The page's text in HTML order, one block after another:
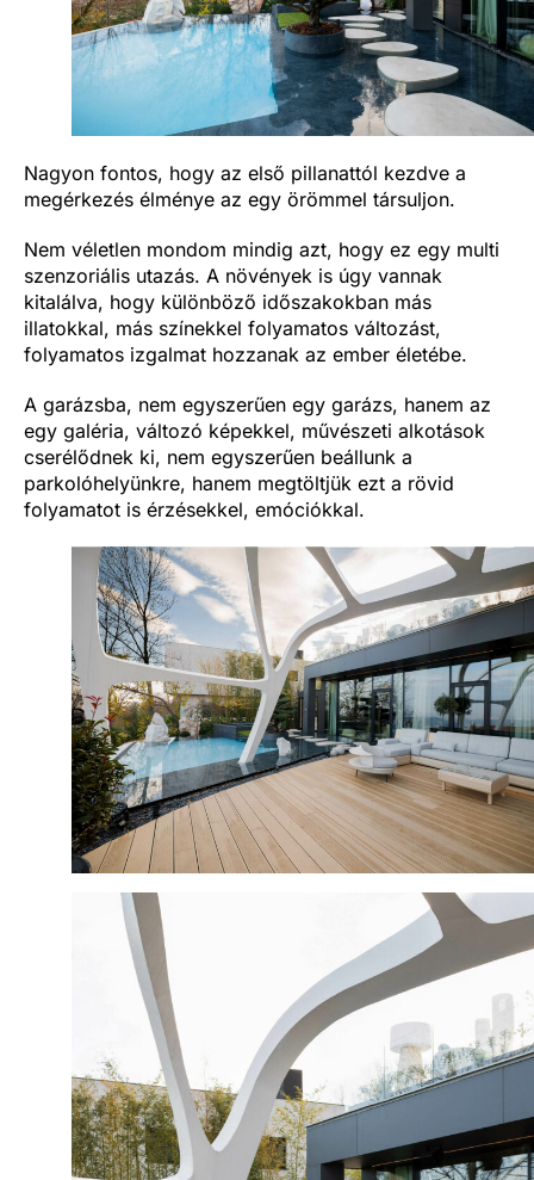
Nagyon fontos, hogy az első pillanattól kezdve a
megérkezés élménye az egy örömmel társuljon.
Nem véletlen mondom mindig azt, hogy ez egy multi
szenzoriális utazás. A növények is úgy vannak
kitalálva, hogy különböző időszakokban más
illatokkal, más színekkel folyamatos változást,
folyamatos izgalmat hozzanak az ember életébe.
A garázsba, nem egyszerűen egy garázs, hanem az
egy galéria, változó képekkel, művészeti alkotások
cserélődnek ki, nem egyszerűen beállunk a
parkolóhelyünkre, hanem megtöltjük ezt a rövid
folyamatot is érzésekkel, emóciókkal.